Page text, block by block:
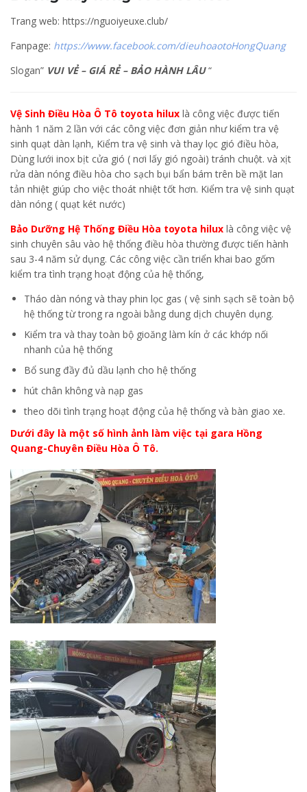
Trang web: https://nguoiyeuxe.club/
Fanpage: https://www.facebook.com/dieuhoaotoHongQuang
Slogan” VUI VẺ – GIÁ RẺ – BẢO HÀNH LÂU “
Vệ Sinh Điều Hòa Ô Tô toyota hilux là công việc được tiến
hành 1 năm 2 lần với các công việc đơn giản như kiểm tra vệ
sinh quạt dàn lạnh, Kiểm tra vệ sinh và thay lọc gió điều hòa,
Dùng lưới inox bịt cửa gió ( nơi lấy gió ngoài) tránh chuột. và xịt
rửa dàn nóng điều hòa cho sạch bụi bẩn bám trên bề mặt lan
tản nhiệt giúp cho việc thoát nhiệt tốt hơn. Kiểm tra vệ sinh quạt
dàn nóng ( quạt két nước)
Bảo Dưỡng Hệ Thống Điều Hòa toyota hilux là công việc vệ
sinh chuyên sâu vào hệ thống điều hòa thường được tiến hành
sau 3-4 năm sử dụng. Các công việc cần triển khai bao gốm
kiểm tra tình trạng hoạt động của hệ thống,
Tháo dàn nóng và thay phin lọc gas ( vệ sinh sạch sẽ toàn bộ
hệ thống từ trong ra ngoài bằng dung dịch chuyên dụng.
Kiểm tra và thay toàn bộ gioăng làm kín ở các khớp nối
nhanh của hệ thống
Bổ sung đầy đủ dầu lạnh cho hệ thống
hút chân không và nạp gas
theo dõi tình trạng hoạt động của hệ thống và bàn giao xe.
Dưới đây là một số hình ảnh làm việc tại gara Hồng
Quang-Chuyên Điều Hòa Ô Tô.